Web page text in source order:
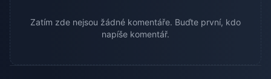
Zatím zde nejsou žádné komentáře. Buďte první, kdo
napíše komentář.